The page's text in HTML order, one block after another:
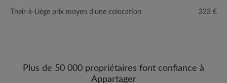
Their-à-Liège prix moyen d'une colocation 323 €
Plus de 50 000 propriétaires font confiance à
Appartager